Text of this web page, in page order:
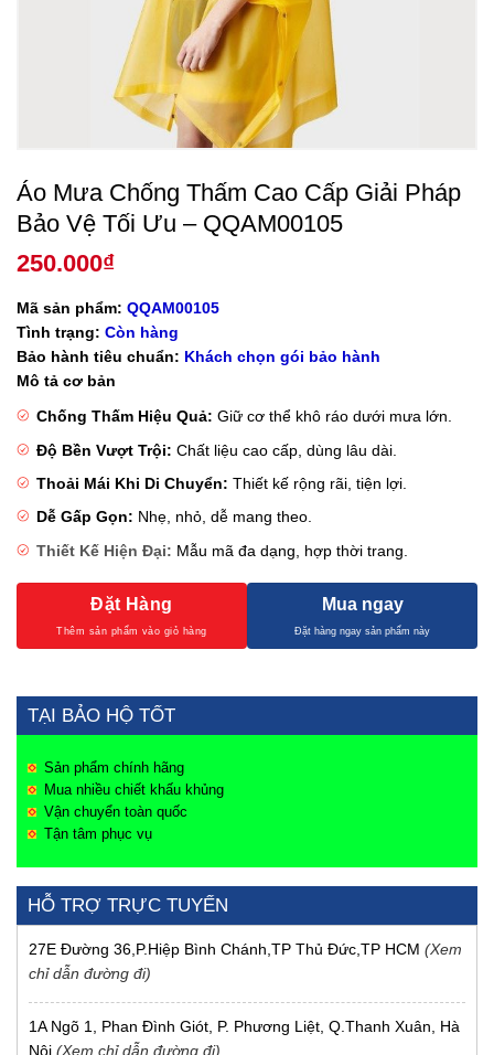
Áo Mưa Chống Thấm Cao Cấp Giải Pháp
Bảo Vệ Tối Ưu – QQAM00105
250.000₫
Mã sản phẩm: QQAM00105
Tình trạng: Còn hàng
Bảo hành tiêu chuẩn: Khách chọn gói bảo hành
Mô tả cơ bản
Chống Thấm Hiệu Quả: Giữ cơ thể khô ráo dưới mưa lớn.
Độ Bền Vượt Trội: Chất liệu cao cấp, dùng lâu dài.
Thoải Mái Khi Di Chuyển: Thiết kế rộng rãi, tiện lợi.
Dễ Gấp Gọn: Nhẹ, nhỏ, dễ mang theo.
Thiết Kế Hiện Đại: Mẫu mã đa dạng, hợp thời trang.
Đặt Hàng Mua ngay
TẠI BẢO HỘ TỐT
Sản phẩm chính hãng
Mua nhiều chiết khấu khủng
Vận chuyển toàn quốc
Tận tâm phục vụ
HỖ TRỢ TRỰC TUYẾN
27E Đường 36,P.Hiệp Bình Chánh,TP Thủ Đức,TP HCM (Xem
chỉ dẫn đường đi)
1A Ngõ 1, Phan Đình Giót, P. Phương Liệt, Q.Thanh Xuân, Hà
Nội (Xem chỉ dẫn đường đi)